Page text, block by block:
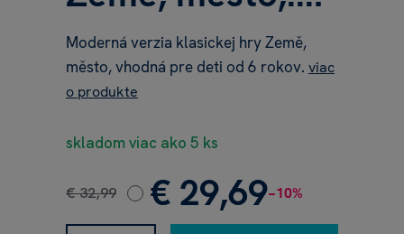
Moderná verzia klasickej hry Země,
město, vhodná pre deti od 6 rokov. viac
o produkte
skladom viac ako 5 ks
€ 32,99 € 29,69−10%